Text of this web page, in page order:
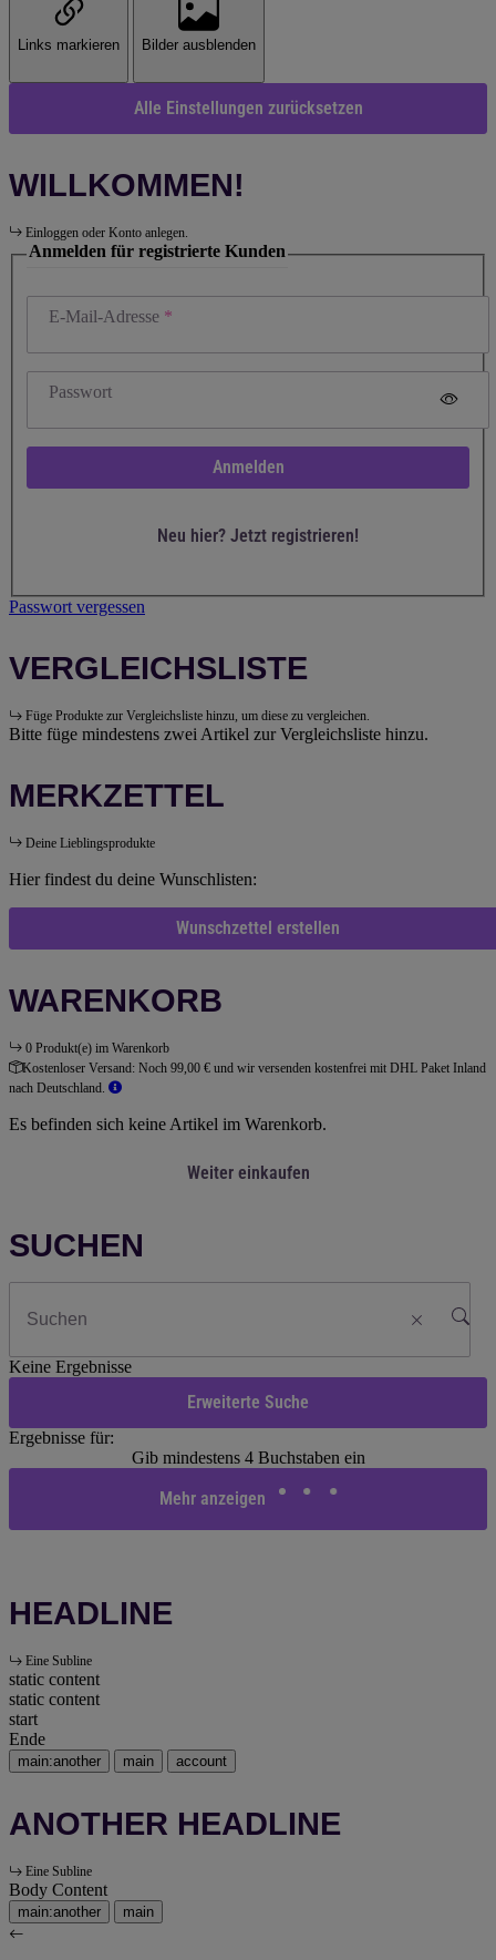
Links markieren Bilder ausblenden
Alle Einstellungen zurücksetzen
WILLKOMMEN!
Einloggen oder Konto anlegen.
Anmelden für registrierte Kunden
E-Mail-Adresse
Passwort
Anmelden
Neu hier? Jetzt registrieren!
Passwort vergessen
VERGLEICHSLISTE
Füge Produkte zur Vergleichsliste hinzu, um diese zu vergleichen.
Bitte füge mindestens zwei Artikel zur Vergleichsliste hinzu.
MERKZETTEL
Deine Lieblingsprodukte
Hier findest du deine Wunschlisten:
Wunschzettel erstellen
WARENKORB
0 Produkt(e) im Warenkorb
Kostenloser Versand: Noch 99,00 € und wir versenden kostenfrei mit DHL Paket Inland
nach Deutschland.
Es befinden sich keine Artikel im Warenkorb.
Weiter einkaufen
SUCHEN
Keine Ergebnisse
Erweiterte Suche
Ergebnisse für:
Gib mindestens 4 Buchstaben ein
Mehr anzeigen
HEADLINE
Eine Subline
static content
static content
start
Ende
main:another main account
ANOTHER HEADLINE
Eine Subline
Body Content
main:another main